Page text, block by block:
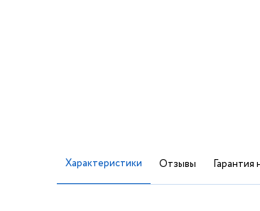
Характеристики Отзывы Гарантия